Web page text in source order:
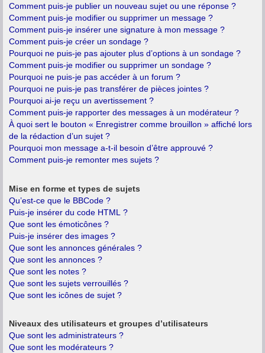
Comment puis-je publier un nouveau sujet ou une réponse ?
Comment puis-je modifier ou supprimer un message ?
Comment puis-je insérer une signature à mon message ?
Comment puis-je créer un sondage ?
Pourquoi ne puis-je pas ajouter plus d’options à un sondage ?
Comment puis-je modifier ou supprimer un sondage ?
Pourquoi ne puis-je pas accéder à un forum ?
Pourquoi ne puis-je pas transférer de pièces jointes ?
Pourquoi ai-je reçu un avertissement ?
Comment puis-je rapporter des messages à un modérateur ?
À quoi sert le bouton « Enregistrer comme brouillon » affiché lors
de la rédaction d’un sujet ?
Pourquoi mon message a-t-il besoin d’être approuvé ?
Comment puis-je remonter mes sujets ?
Mise en forme et types de sujets
Qu’est-ce que le BBCode ?
Puis-je insérer du code HTML ?
Que sont les émoticônes ?
Puis-je insérer des images ?
Que sont les annonces générales ?
Que sont les annonces ?
Que sont les notes ?
Que sont les sujets verrouillés ?
Que sont les icônes de sujet ?
Niveaux des utilisateurs et groupes d’utilisateurs
Que sont les administrateurs ?
Que sont les modérateurs ?